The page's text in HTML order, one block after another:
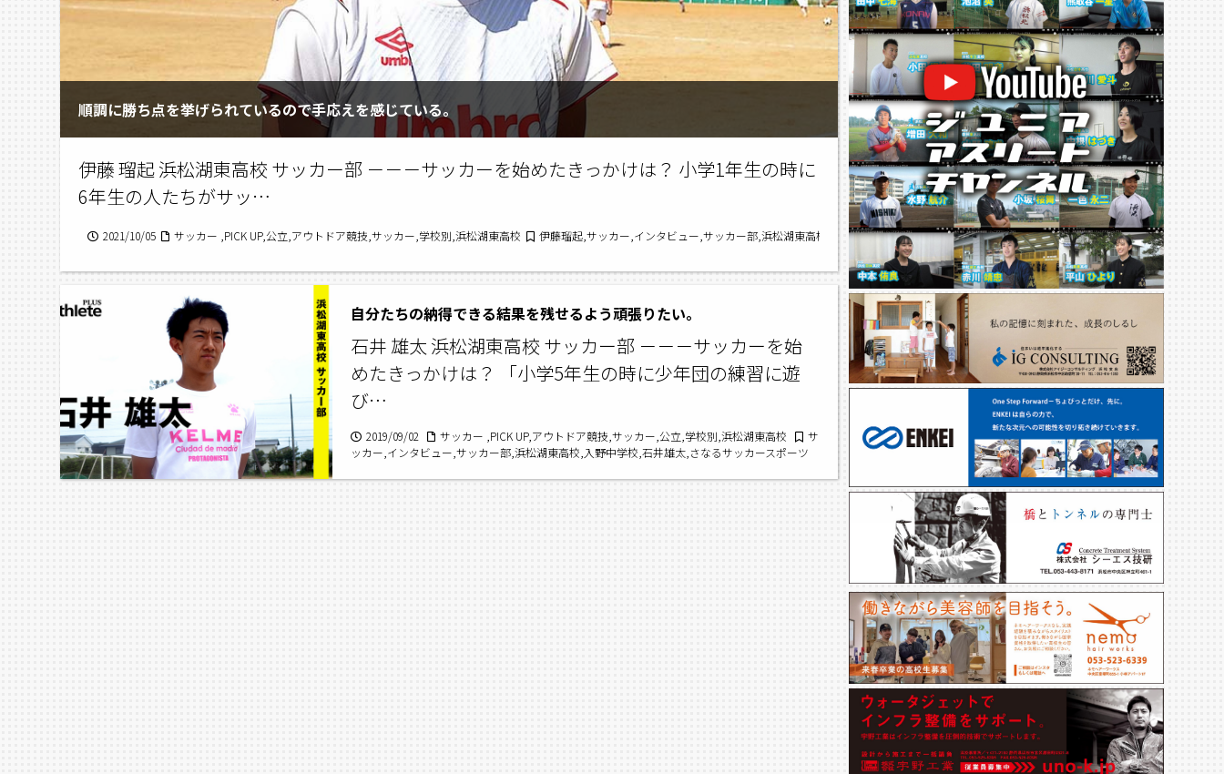
順調に勝ち点を挙げられているので手応えを感じている。
伊藤 瑠起 浜松湖東高校 サッカー部 －－－サッカーを始めたきっかけは？ 小学1年生の時に
6年生の人たちがサッ…
2021/10/05 サッカー ,PICK UP,公立,アウトドア競技,サッカー,学校別,浜松湖東高校 伊藤瑠起,サッカー,インタビュー,サッカー部,浜松湖東高校,入野中学校,さなるサッカースポーツ少年団
自分たちの納得できる結果を残せるよう頑張りたい。
石井 雄太 浜松湖東高校 サッカー部 －－－サッカーを始
めたきっかけは？ 「小学5年生の時に少年団の練習に遊
び…
2019/09/02 サッカー ,PICK UP,アウトドア競技,サッカー,公立,学校別,浜松湖東高校
サ
ッカー,インタビュー,サッカー部,浜松湖東高校,入野中学校,石井雄太,さなるサッカースポーツ